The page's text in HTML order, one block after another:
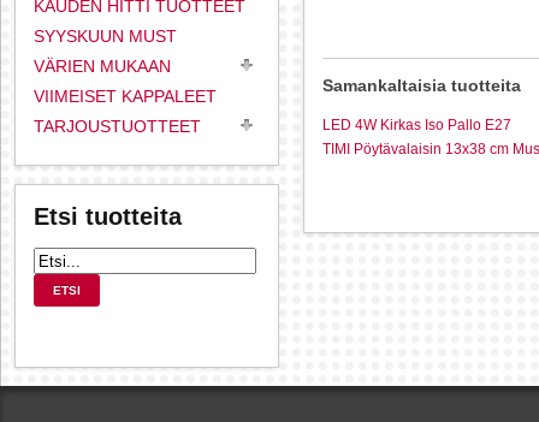
Samankaltaisia tuotteita
LED 4W Kirkas Iso Pallo E27
TIMI Pöytävalaisin 13x38 cm
KAUDEN HITTI TUOTTEET
SYYSKUUN MUST
VÄRIEN MUKAAN
VIIMEISET KAPPALEET
TARJOUSTUOTTEET
Etsi tuotteita